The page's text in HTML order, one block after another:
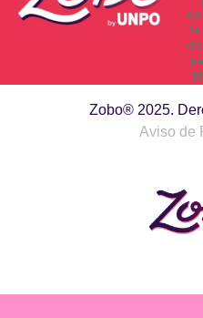
Zobo® 2025.
Aviso de